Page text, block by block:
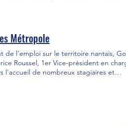
Métropole
de l’emploi sur le territoire nantais,
Roussel, 1er Vice-président en
l'accueil de nombreux stagiaires et